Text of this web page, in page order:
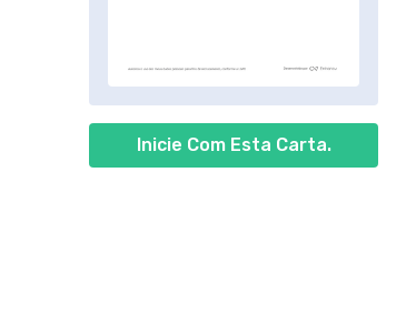
Inicie Com Esta Carta.